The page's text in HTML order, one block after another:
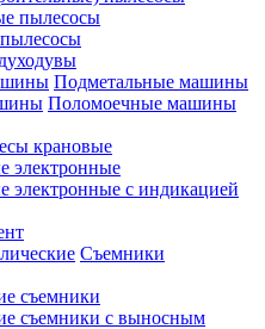
Подметальные машины
Поломоечные машины
крановые
электронные
электронные с индикацией
Съемники
съемники
cъемники с выносным